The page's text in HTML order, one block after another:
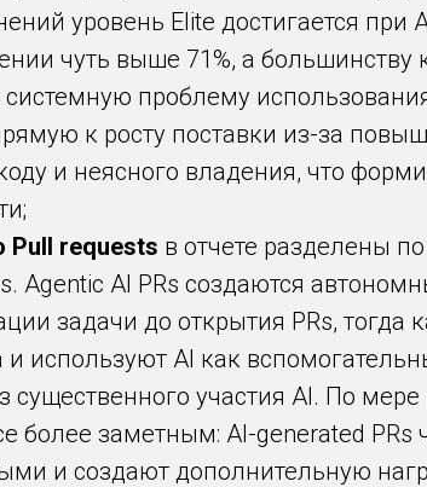
уровень Elite достигается при
чуть выше 71%, а
проблему
к росту поставки из-за
и неясного владения, что
Pull requests в отчете разделены
Agentic AI PRs создаются
задачи до открытия PRs, тогда
и используют AI как
существенного участия AI. По
более заметным: AI-generated
и создают дополнительную